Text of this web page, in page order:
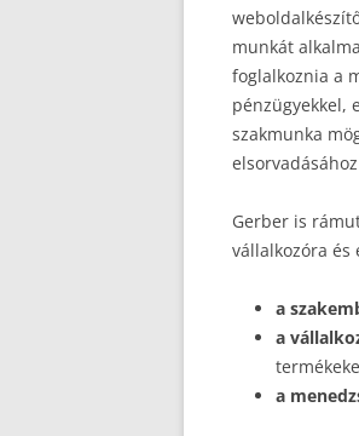
munkát
foglalkoznia a
pénzügyekkel,
szakmunka
Gerber is
vállalkozóra és
a
a
a